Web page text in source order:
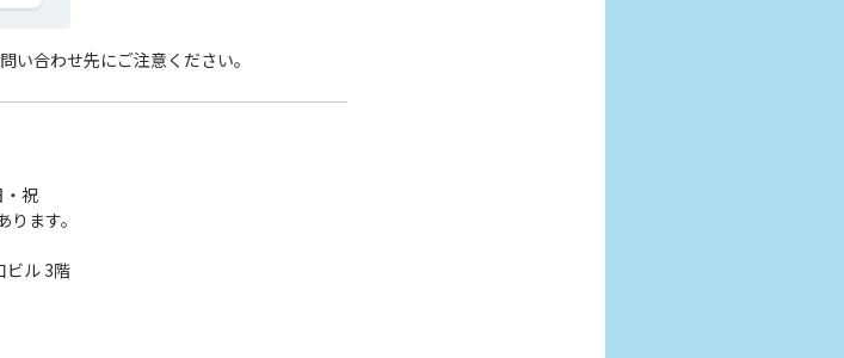
合わせ先にご注意ください。
・祝
ります。
ビル 3階